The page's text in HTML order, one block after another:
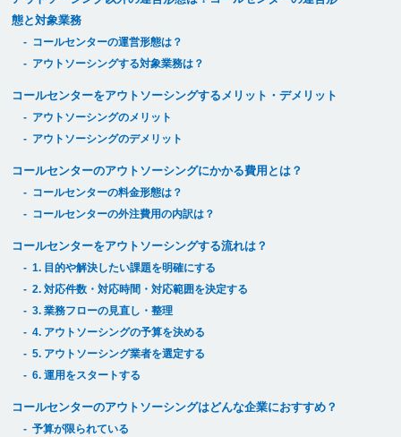
態と対象業務
コールセンターの運営形態は？
アウトソーシングする対象業務は？
コールセンターをアウトソーシングするメリット・デメリット
アウトソーシングのメリット
アウトソーシングのデメリット
コールセンターのアウトソーシングにかかる費用とは？
コールセンターの料金形態は？
コールセンターの外注費用の内訳は？
コールセンターをアウトソーシングする流れは？
1. 目的や解決したい課題を明確にする
2. 対応件数・対応時間・対応範囲を決定する
3. 業務フローの見直し・整理
4. アウトソーシングの予算を決める
5. アウトソーシング業者を選定する
6. 運用をスタートする
コールセンターのアウトソーシングはどんな企業におすすめ？
予算が限られている